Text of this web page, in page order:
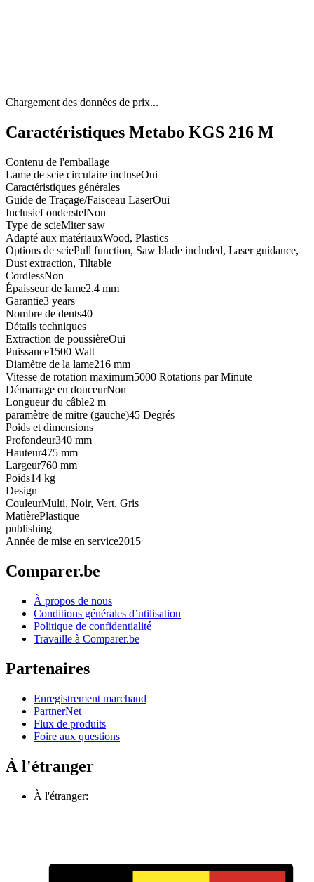
Chargement des données de prix...
Caractéristiques Metabo KGS 216 M
Contenu de l'emballage
Lame de scie circulaire incluseOui
Caractéristiques générales
Guide de Traçage/Faisceau LaserOui
Inclusief onderstelNon
Type de scieMiter saw
Adapté aux matériauxWood, Plastics
Options de sciePull function, Saw blade included, Laser guidance,
Dust extraction, Tiltable
CordlessNon
Épaisseur de lame2.4 mm
Garantie3 years
Nombre de dents40
Détails techniques
Extraction de poussièreOui
Puissance1500 Watt
Diamètre de la lame216 mm
Vitesse de rotation maximum5000 Rotations par Minute
Démarrage en douceurNon
Longueur du câble2 m
paramètre de mitre (gauche)45 Degrés
Poids et dimensions
Profondeur340 mm
Hauteur475 mm
Largeur760 mm
Poids14 kg
Design
CouleurMulti, Noir, Vert, Gris
MatièrePlastique
publishing
Année de mise en service2015
Comparer.be
À propos de nous
Conditions générales d’utilisation
Politique de confidentialité
Travaille à Comparer.be
Partenaires
Enregistrement marchand
PartnerNet
Flux de produits
Foire aux questions
À l'étranger
À l'étranger: